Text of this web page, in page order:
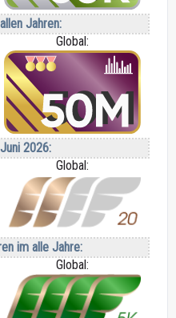
Jahren:
Global:
2026:
Global:
im alle Jahre:
Global: